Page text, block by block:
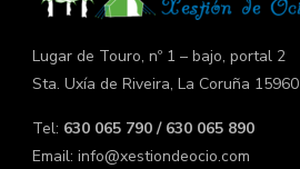
Lugar de Touro, nº 1 – bajo, portal 2
Sta. Uxía de Riveira, La Coruña 15960
Tel: 630 065 790 / 630 065 890
Email: info@xestiondeocio.com